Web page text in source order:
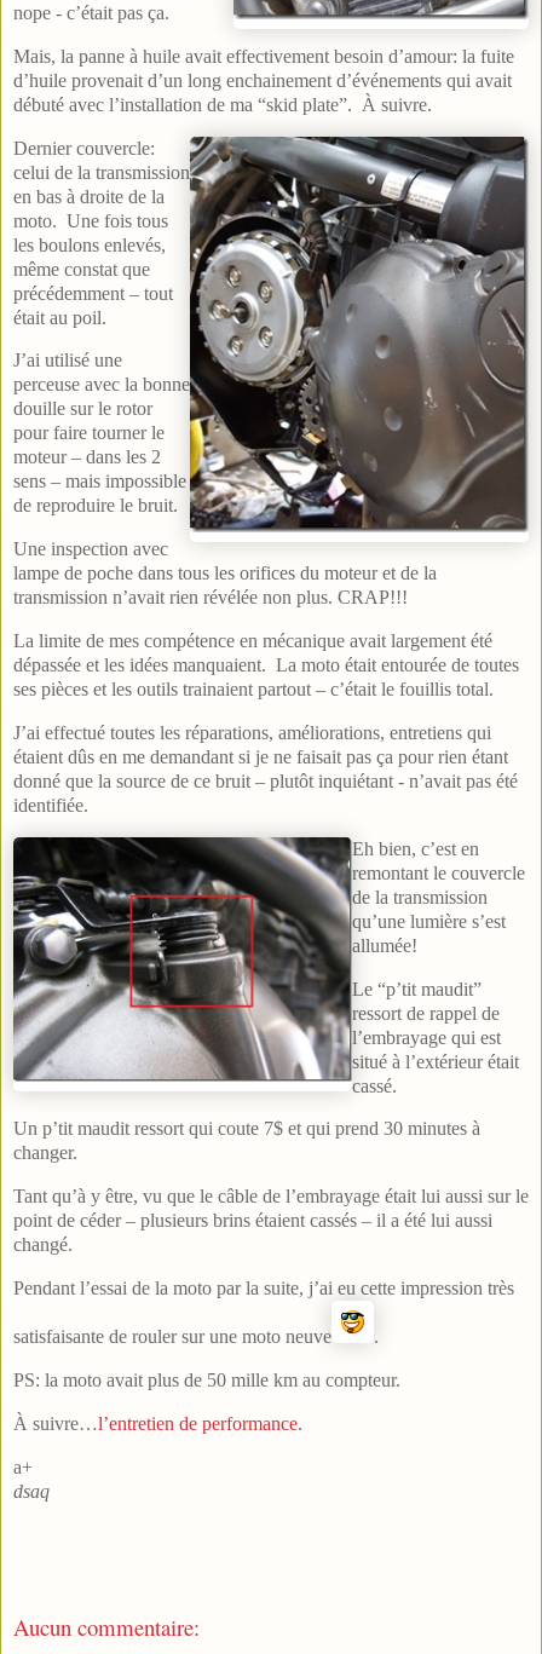
nope - c’était pas ça.
Mais, la panne à huile avait effectivement besoin d’amour: la fuite
d’huile provenait d’un long enchainement d’événements qui avait
débuté avec l’installation de ma “skid plate”. À suivre.
Dernier couvercle:
celui de la transmission
en bas à droite de la
moto. Une fois tous
les boulons enlevés,
même constat que
précédemment – tout
était au poil.
J’ai utilisé une
perceuse avec la bonne
douille sur le rotor
pour faire tourner le
moteur – dans les 2
sens – mais impossible
de reproduire le bruit.
Une inspection avec
lampe de poche dans tous les orifices du moteur et de la
transmission n’avait rien révélée non plus. CRAP!!!
La limite de mes compétence en mécanique avait largement été
dépassée et les idées manquaient. La moto était entourée de toutes
ses pièces et les outils trainaient partout – c’était le fouillis total.
J’ai effectué toutes les réparations, améliorations, entretiens qui
étaient dûs en me demandant si je ne faisait pas ça pour rien étant
donné que la source de ce bruit – plutôt inquiétant - n’avait pas été
identifiée.
Eh bien, c’est en
remontant le couvercle
de la transmission
qu’une lumière s’est
allumée!
Le “p’tit maudit”
ressort de rappel de
l’embrayage qui est
situé à l’extérieur était
cassé.
Un p’tit maudit ressort qui coute 7$ et qui prend 30 minutes à
changer.
Tant qu’à y être, vu que le câble de l’embrayage était lui aussi sur le
point de céder – plusieurs brins étaient cassés – il a été lui aussi
changé.
Pendant l’essai de la moto par la suite, j’ai eu cette impression très
satisfaisante de rouler sur une moto neuve .
PS: la moto avait plus de 50 mille km au compteur.
À suivre…l’entretien de performance.
a+
dsaq
Aucun commentaire: